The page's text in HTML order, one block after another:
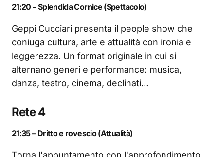
21:20 – Splendida Cornice (Spettacolo)
Geppi Cucciari presenta il people show che
coniuga cultura, arte e attualità con ironia e
leggerezza. Un format originale in cui si
alternano generi e performance: musica,
danza, teatro, cinema, declinati…
Rete 4
21:35 – Dritto e rovescio (Attualità)